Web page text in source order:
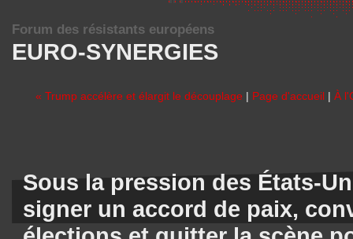
EURO-SYNERGIES
Forum des résistants européens
« Trump accélère et élargit le découplage | Page d'accueil | À
Sous la pression des États-
signer un accord de paix,